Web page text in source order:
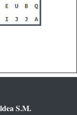
S.M.